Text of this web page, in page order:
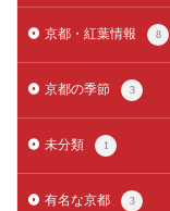
京都・紅葉情報 8
京都の季節 3
未分類 1
有名な京都 3